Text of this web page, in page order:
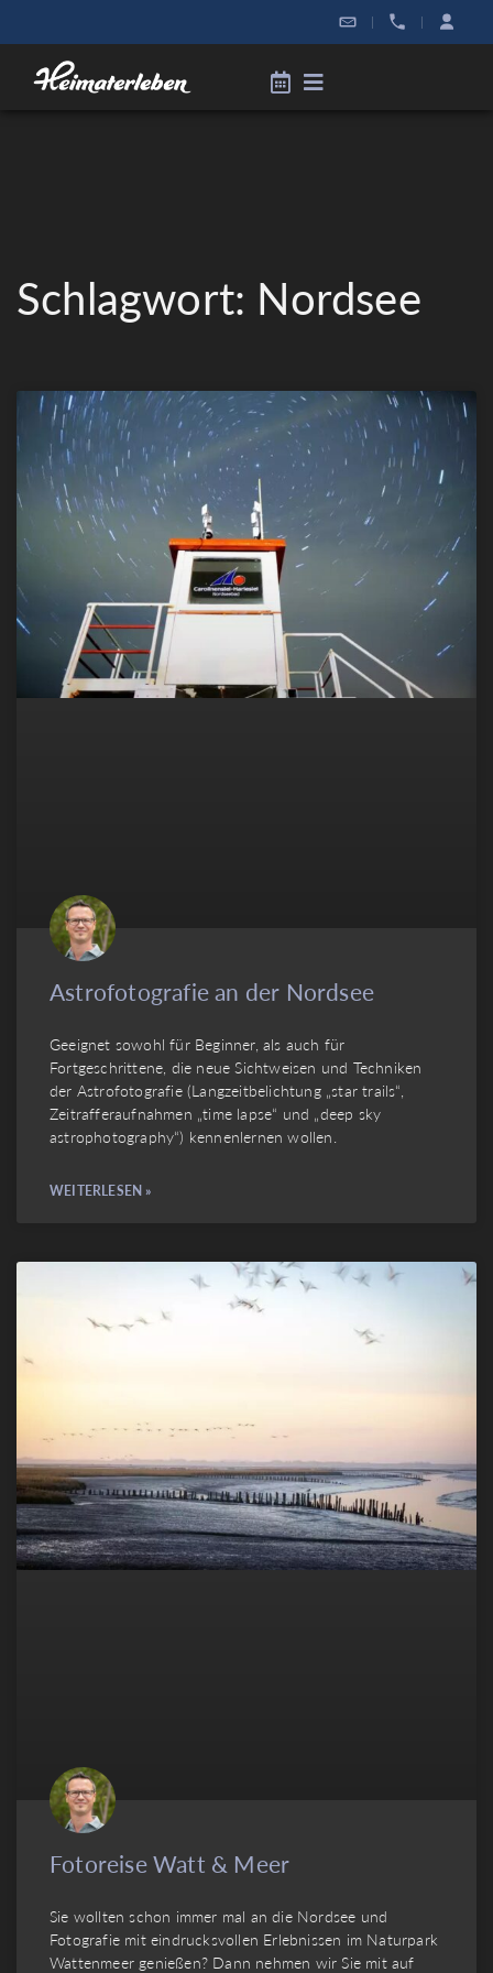
| |
Schlagwort: Nordsee
Astrofotografie an der Nordsee
Geeignet sowohl für Beginner, als auch für
Fortgeschrittene, die neue Sichtweisen und Techniken
der Astrofotografie (Langzeitbelichtung „star trails“,
Zeitrafferaufnahmen „time lapse“ und „deep sky
astrophotography“) kennenlernen wollen.
WEITERLESEN »
Fotoreise Watt & Meer
Sie wollten schon immer mal an die Nordsee und
Fotografie mit eindrucksvollen Erlebnissen im Naturpark
Wattenmeer genießen? Dann nehmen wir Sie mit auf